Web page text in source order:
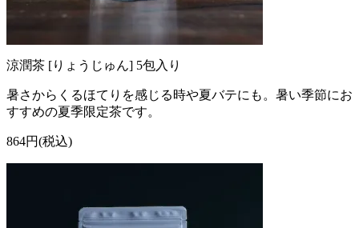
涼潤茶 [りょうじゅん] 5包入り
暑さからくるほてりを感じる時や夏バテにも。暑い季節にお
すすめの夏季限定茶です。
864円(税込)